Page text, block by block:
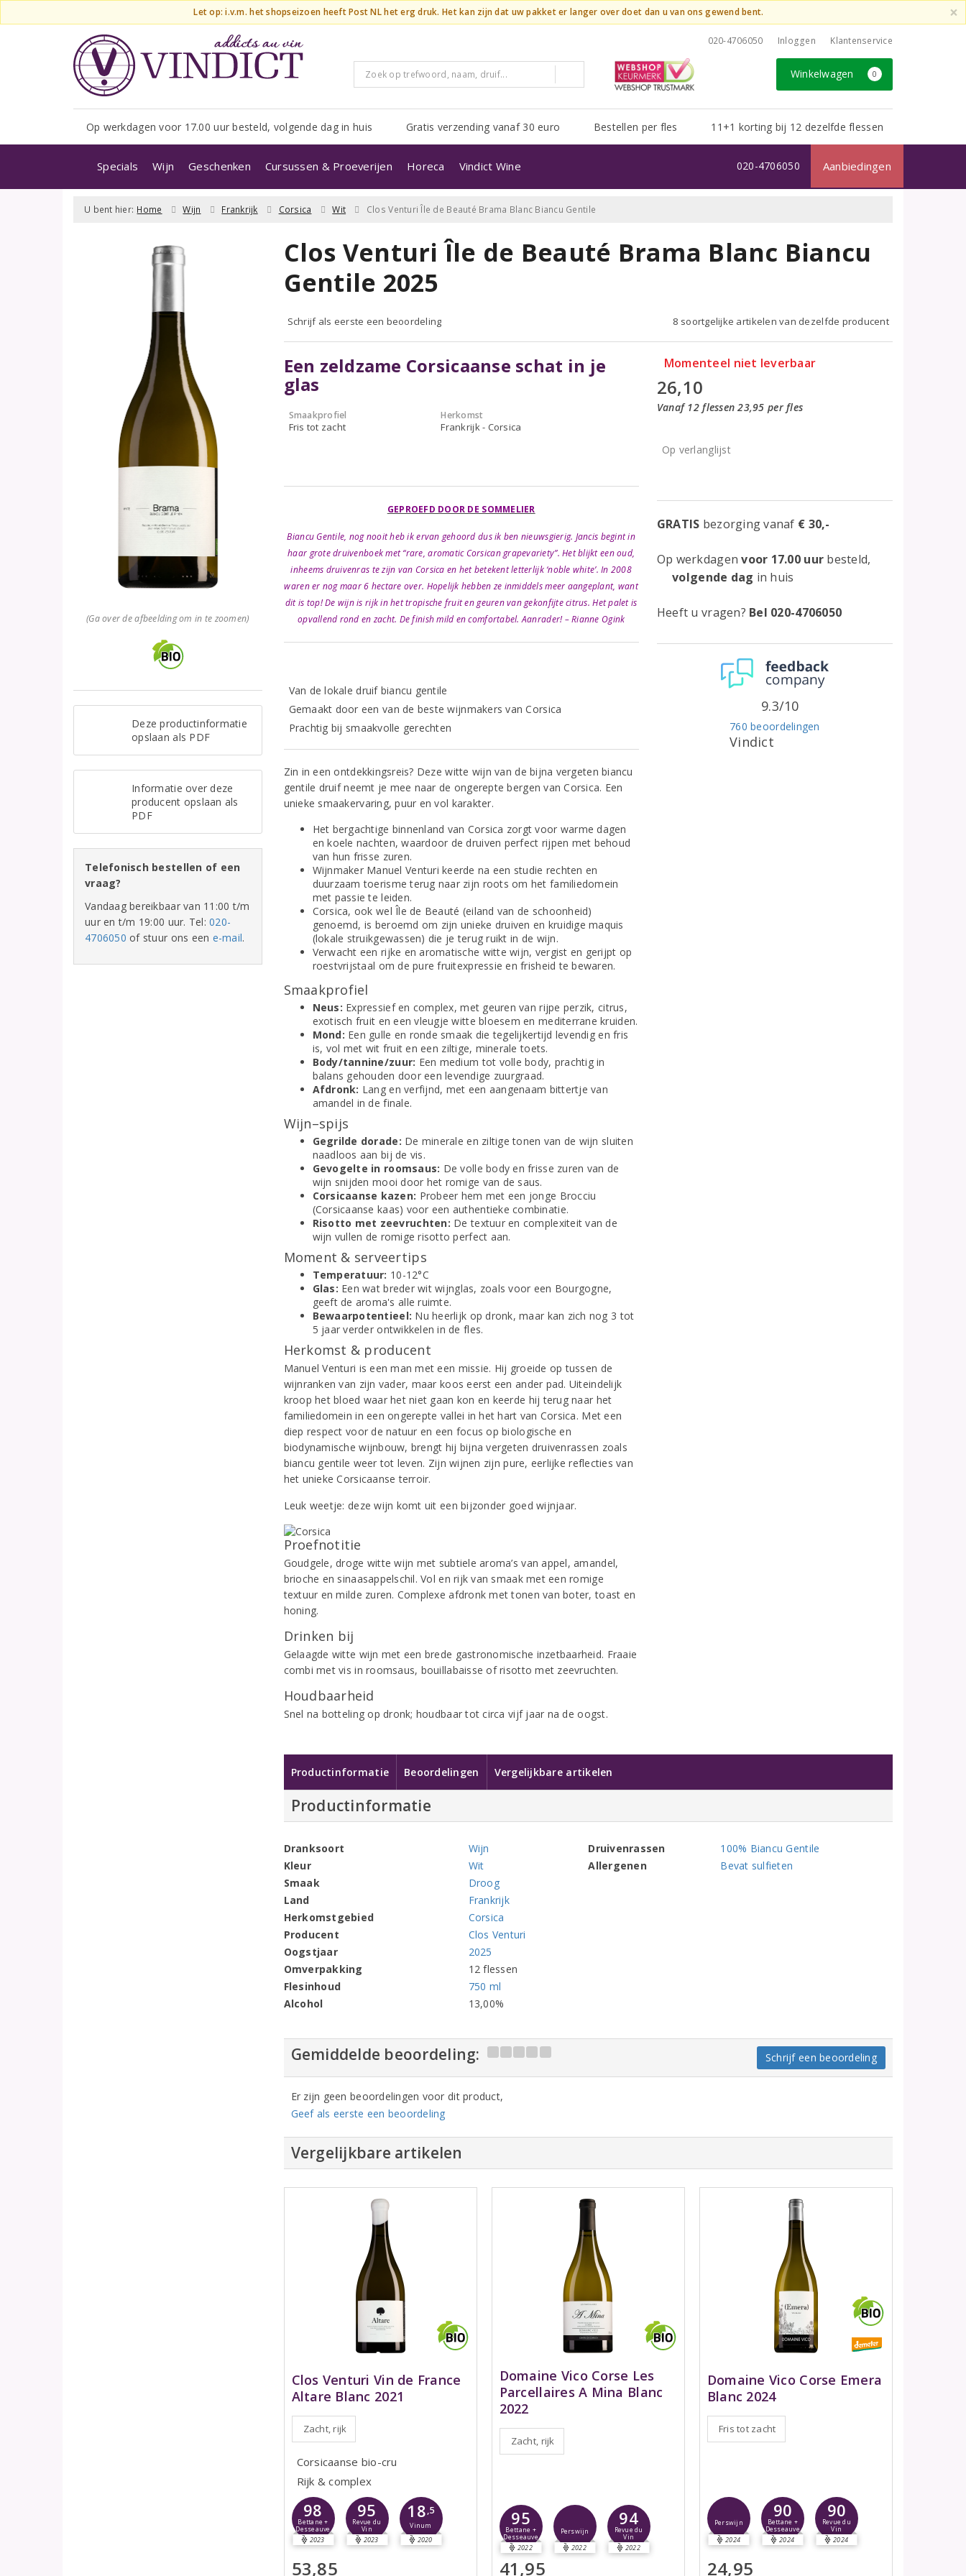
Let op: i.v.m. het shopseizoen heeft Post NL het erg druk. Het kan zijn dat uw pakket er langer over doet dan u van ons gewend bent. ×
020-4706050 Inloggen Klantenservice
Winkelwagen 0
Op werkdagen voor 17.00 uur besteld, volgende dag in huis Gratis verzending vanaf 30 euro Bestellen per fles 11+1 korting bij 12 dezelfde flessen
Specials Wijn Geschenken Cursussen & Proeverijen Horeca Vindict Wine Aanbiedingen
020-4706050
U bent hier: Home Wijn Frankrijk Corsica Wit Clos Venturi Île de Beauté Brama Blanc Biancu Gentile
(Ga over de afbeelding om in te zoomen)
Deze productinformatie
opslaan als PDF
Informatie over deze
producent opslaan als
PDF
Telefonisch bestellen of een
vraag?
Vandaag bereikbaar van 11:00 t/m
uur en t/m 19:00 uur. Tel:020-
4706050 of stuur ons een e-mail.
Clos Venturi Île de Beauté Brama Blanc Biancu
Gentile 2025
Schrijf als eerste een beoordeling 8 soortgelijke artikelen van dezelfde producent
Een zeldzame Corsicaanse schat in je
glas
Smaakprofiel
Fris tot zacht
Herkomst
Frankrijk - Corsica
GEPROEFD DOOR DE SOMMELIER
Biancu Gentile, nog nooit heb ik ervan gehoord dus ik ben nieuwsgierig. Jancis begint in
haar grote druivenboek met “rare, aromatic Corsican grapevariety”. Het blijkt een oud,
inheems druivenras te zijn van Corsica en het betekent letterlijk ‘noble white’. In 2008
waren er nog maar 6 hectare over. Hopelijk hebben ze inmiddels meer aangeplant, want
dit is top! De wijn is rijk in het tropische fruit en geuren van gekonfijte citrus. Het palet is
opvallend rond en zacht. De finish mild en comfortabel. Aanrader! – Rianne Ogink
Van de lokale druif biancu gentile
Gemaakt door een van de beste wijnmakers van Corsica
Prachtig bij smaakvolle gerechten
Zin in een ontdekkingsreis? Deze witte wijn van de bijna vergeten biancu
gentile druif neemt je mee naar de ongerepte bergen van Corsica. Een
unieke smaakervaring, puur en vol karakter.
Het bergachtige binnenland van Corsica zorgt voor warme dagen
en koele nachten, waardoor de druiven perfect rijpen met behoud
van hun frisse zuren.
Wijnmaker Manuel Venturi keerde na een studie rechten en
duurzaam toerisme terug naar zijn roots om het familiedomein
met passie te leiden.
Corsica, ook wel Île de Beauté (eiland van de schoonheid)
genoemd, is beroemd om zijn unieke druiven en kruidige maquis
(lokale struikgewassen) die je terug ruikt in de wijn.
Verwacht een rijke en aromatische witte wijn, vergist en gerijpt op
roestvrijstaal om de pure fruitexpressie en frisheid te bewaren.
Smaakprofiel
Neus: Expressief en complex, met geuren van rijpe perzik, citrus,
exotisch fruit en een vleugje witte bloesem en mediterrane kruiden.
Mond: Een gulle en ronde smaak die tegelijkertijd levendig en fris
is, vol met wit fruit en een ziltige, minerale toets.
Body/tannine/zuur: Een medium tot volle body, prachtig in
balans gehouden door een levendige zuurgraad.
Afdronk: Lang en verfijnd, met een aangenaam bittertje van
amandel in de finale.
Wijn–spijs
Gegrilde dorade: De minerale en ziltige tonen van de wijn sluiten
naadloos aan bij de vis.
Gevogelte in roomsaus: De volle body en frisse zuren van de
wijn snijden mooi door het romige van de saus.
Corsicaanse kazen: Probeer hem met een jonge Brocciu
(Corsicaanse kaas) voor een authentieke combinatie.
Risotto met zeevruchten: De textuur en complexiteit van de
wijn vullen de romige risotto perfect aan.
Moment & serveertips
Temperatuur: 10-12°C
Glas: Een wat breder wit wijnglas, zoals voor een Bourgogne,
geeft de aroma's alle ruimte.
Bewaarpotentieel: Nu heerlijk op dronk, maar kan zich nog 3 tot
5 jaar verder ontwikkelen in de fles.
Herkomst & producent
Manuel Venturi is een man met een missie. Hij groeide op tussen de
wijnranken van zijn vader, maar koos eerst een ander pad. Uiteindelijk
kroop het bloed waar het niet gaan kon en keerde hij terug naar het
familiedomein in een ongerepte vallei in het hart van Corsica. Met een
diep respect voor de natuur en een focus op biologische en
biodynamische wijnbouw, brengt hij bijna vergeten druivenrassen zoals
biancu gentile weer tot leven. Zijn wijnen zijn pure, eerlijke reflecties van
het unieke Corsicaanse terroir.
Leuk weetje: deze wijn komt uit een bijzonder goed wijnjaar.
Proefnotitie
Goudgele, droge witte wijn met subtiele aroma’s van appel, amandel,
brioche en sinaasappelschil. Vol en rijk van smaak met een romige
textuur en milde zuren. Complexe afdronk met tonen van boter, toast en
honing.
Drinken bij
Gelaagde witte wijn met een brede gastronomische inzetbaarheid. Fraaie
combi met vis in roomsaus, bouillabaisse of risotto met zeevruchten.
Houdbaarheid
Snel na botteling op dronk; houdbaar tot circa vijf jaar na de oogst.
Momenteel niet leverbaar
26,10
Vanaf 12 flessen 23,95 per fles
Op verlanglijst
GRATIS bezorging vanaf € 30,-
Op werkdagenvoor 17.00 uur besteld,
volgende dag in huis
Heeft u vragen? Bel 020-4706050
Vindict
760 beoordelingen
9.3/10
Productinformatie Beoordelingen Vergelijkbare artikelen
Productinformatie
Dranksoort
Wijn
Kleur
Wit
Smaak
Droog
Land
Frankrijk
Herkomstgebied
Corsica
Producent
Clos Venturi
Oogstjaar
2025
Omverpakking
12 flessen
Flesinhoud
750 ml
Alcohol
13,00%
Druivenrassen
100% Biancu Gentile
Allergenen
Bevat sulfieten
Gemiddelde beoordeling: Schrijf een beoordeling
Er zijn geen beoordelingen voor dit product,
Geef als eerste een beoordeling
Vergelijkbare artikelen
Clos Venturi Vin de France
Altare Blanc 2021
Zacht, rijk
Corsicaanse bio-cru
Rijk & complex
98
Bettane +
Desseauve
2023
95
Revue du
Vin
2023
18,5
Vinum
2020
53,85
Domaine Vico Corse Les
Parcellaires A Mina Blanc
2022
Zacht, rijk
95
Bettane +
Desseauve
2022
Perswijn
2022
94
Revue du
Vin
2022
41,95
Domaine Vico Corse Emera
Blanc 2024
Fris tot zacht
Perswijn
2024
90
Bettane +
Desseauve
2024
90
Revue du
Vin
2024
24,95